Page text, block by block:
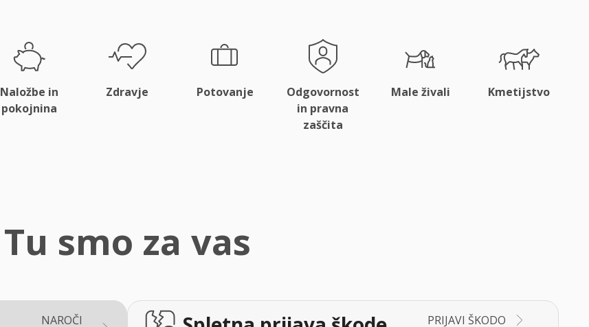
Naložbe in
pokojnina
Zdravje Potovanje
Odgovornost
in pravna
zaščita
Male živali Kmetijstvo
Tu smo za vas
NAROČI
PRIJAVI ŠKODO